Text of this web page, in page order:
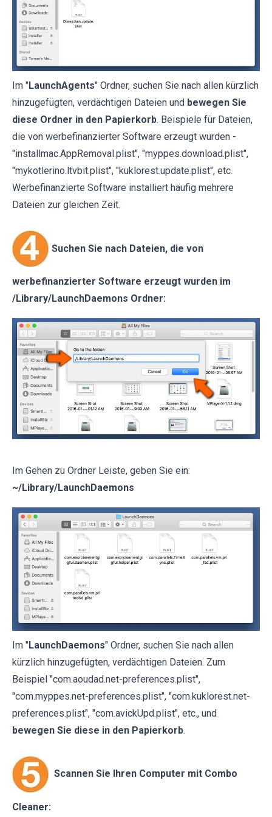
Im "LaunchAgents" Ordner, suchen Sie nach allen kürzlich
hinzugefügten, verdächtigen Dateien und bewegen Sie
diese Ordner in den Papierkorb. Beispiele für Dateien,
die von werbefinanzierter Software erzeugt wurden -
"installmac.AppRemoval.plist", "myppes.download.plist",
"mykotlerino.ltvbit.plist", "kuklorest.update.plist", etc.
Werbefinanzierte Software installiert häufig mehrere
Dateien zur gleichen Zeit.
Suchen Sie nach Dateien, die von
werbefinanzierter Software erzeugt wurden im
/Library/LaunchDaemons Ordner:
Im Gehen zu Ordner Leiste, geben Sie ein:
~/Library/LaunchDaemons
Im "LaunchDaemons" Ordner, suchen Sie nach allen
kürzlich hinzugefügten, verdächtigen Dateien. Zum
Beispiel "com.aoudad.net-preferences.plist",
"com.myppes.net-preferences.plist", "com.kuklorest.net-
preferences.plist", "com.avickUpd.plist", etc., und
bewegen Sie diese in den Papierkorb.
Scannen Sie Ihren Computer mit Combo
Cleaner: